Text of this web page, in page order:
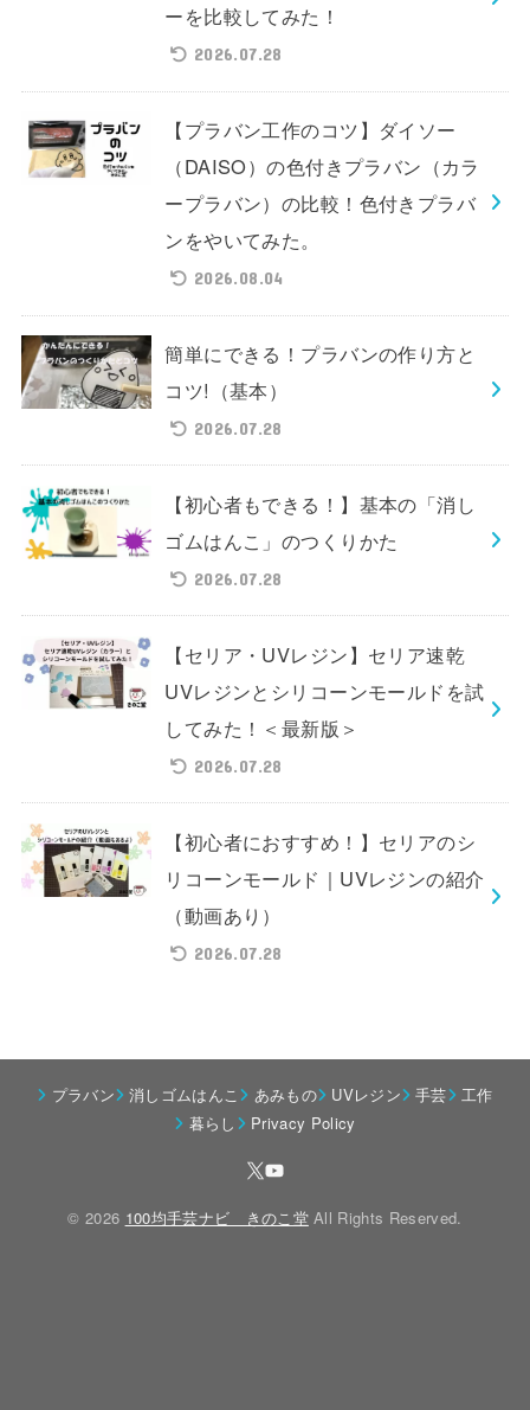
ーを比較してみた！
2026.07.28
【プラバン工作のコツ】ダイソー
（DAISO）の色付きプラバン（カラ
ープラバン）の比較！色付きプラバ
ンをやいてみた。
2026.08.04
簡単にできる！プラバンの作り方と
コツ!（基本）
2026.07.28
【初心者もできる！】基本の「消し
ゴムはんこ」のつくりかた
2026.07.28
【セリア・UVレジン】セリア速乾
UVレジンとシリコーンモールドを試
してみた！＜最新版＞
2026.07.28
【初心者におすすめ！】セリアのシ
リコーンモールド｜UVレジンの紹介
（動画あり）
2026.07.28
プラバン 消しゴムはんこ あみもの UVレジン 手芸
工作
暮らし
Privacy Policy
© 2026 100均手芸ナビ きのこ堂All Rights Reserved.